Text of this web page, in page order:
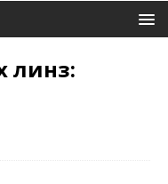
линз: